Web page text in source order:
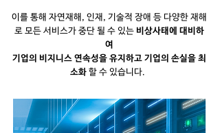
이를 통해 자연재해, 인재, 기술적 장애 등 다양한 재해
로 모든 서비스가 중단 될 수 있는 비상사태에 대비하
여
기업의 비지니스 연속성을 유지하고 기업의 손실을 최
소화 할 수 있습니다.